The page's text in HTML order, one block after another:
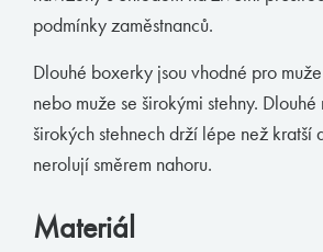
podmínky zaměstnanců.
Dlouhé boxerky jsou vhodné pro
nebo muže se širokými stehny.
širokých stehnech drží lépe než kratší
nerolují směrem nahoru.
Materiál
Tanga, jocky
Legíny a body
Trika, tilka
Ponožky
Plavky